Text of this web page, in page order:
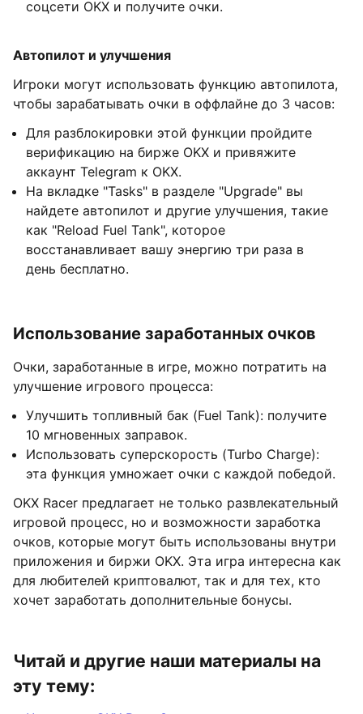
соцсети OKX и получите очки.
Автопилот и улучшения
Игроки могут использовать функцию автопилота,
чтобы зарабатывать очки в оффлайне до 3 часов:
Для разблокировки этой функции пройдите
верификацию на бирже OKX и привяжите
аккаунт Telegram к OKX.
На вкладке "Tasks" в разделе "Upgrade" вы
найдете автопилот и другие улучшения, такие
как "Reload Fuel Tank", которое
восстанавливает вашу энергию три раза в
день бесплатно.
Использование заработанных очков
Очки, заработанные в игре, можно потратить на
улучшение игрового процесса:
Улучшить топливный бак (Fuel Tank): получите
10 мгновенных заправок.
Использовать суперскорость (Turbo Charge):
эта функция умножает очки с каждой победой.
OKX Racer предлагает не только развлекательный
игровой процесс, но и возможности заработка
очков, которые могут быть использованы внутри
приложения и биржи OKX. Эта игра интересна как
для любителей криптовалют, так и для тех, кто
хочет заработать дополнительные бонусы.
Читай и другие наши материалы на
эту тему: